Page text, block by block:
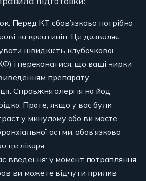
Перед КТ обов’язково потрібно
на креатинін. Це дозволяє
швидкість клубочкової
і переконатися, що ваші нирки
препарату.
Справжня алергія на йод
Проте, якщо у вас були
у минулому або ви маєте
астми, обов’язково
це лікаря.
введення: у момент потрапляння
ви можете відчути прилив